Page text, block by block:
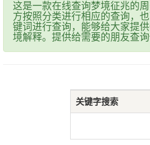
这是一款在线查询梦境征兆的
方按照分类进行相应的查询，
键词进行查询，能够给大家提
境解释。提供给需要的朋友查询
关键字搜索